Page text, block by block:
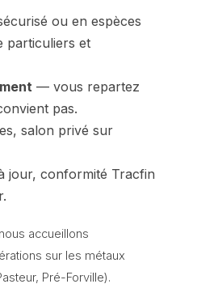
ou en espèces
particuliers et
— vous repartez
pas.
salon privé sur
jour, conformité Tracfin
accueillons
sur les métaux
Pré-Forville).